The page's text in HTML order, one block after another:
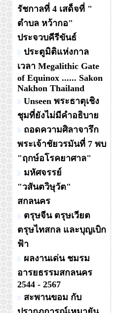
รัชกาลที่ 4 เสด็จที่ "
ตำบล หว้ากอ"
ประจวบคีรีขันธ์
ประตูมิติแห่งกาล
เวลา Megalithic Gate
of Equinox ...... Sakon
Nakhon Thailand
Unseen พระธาตุเชิง
ชุมที่ยังไม่มีคำอธิบาย
ถอดความศิลาจารึก
พระเจ้าชัยวรมันที่ 7 พบ
"ฤกษ์อโรคยาศาล"
มหัศจรรย์
"วสันตวิษุวัต"
สกลนคร
ตรุษจีน ตรุษเวียต
ตรุษไทสกล และบุญเบิก
ฟ้า
ผลงานเด่น ชมรม
อารยธรรมสกลนคร
2544 - 2567
สะพานขอม กับ